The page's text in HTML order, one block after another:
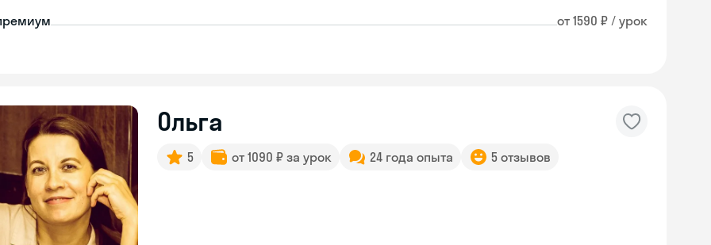
от 1590 ₽ / урок
Ольга
5 от 1090 ₽ за урок 24 года опыта 5 отзывов